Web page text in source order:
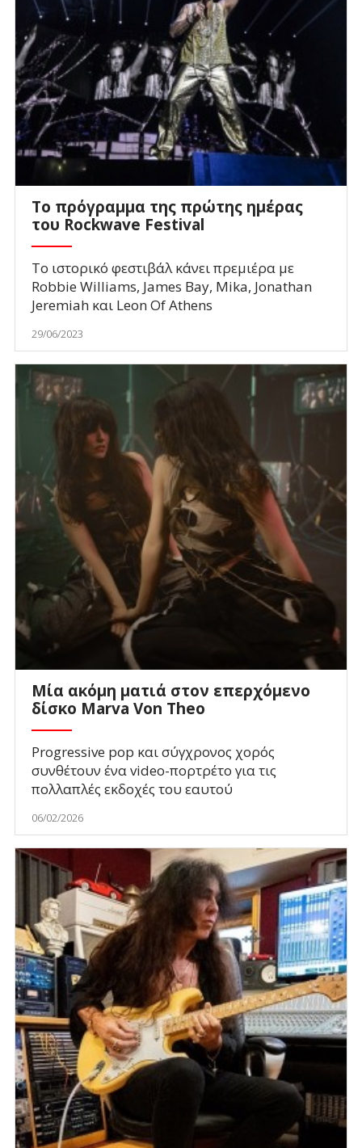
Το πρόγραμμα της πρώτης ημέρας
του Rockwave Festival
Το ιστορικό φεστιβάλ κάνει πρεμιέρα με
Robbie Williams, James Bay, Mika, Jonathan
Jeremiah και Leon Of Athens
29/06/2023
Mία ακόμη ματιά στον επερχόμενο
δίσκο Marva Von Theo
Progressive pop και σύγχρονος χορός
συνθέτουν ένα video-πορτρέτο για τις
πολλαπλές εκδοχές του εαυτού
06/02/2026